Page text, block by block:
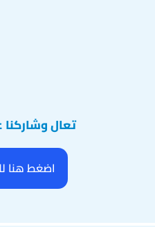
تعال
اضغط هنا